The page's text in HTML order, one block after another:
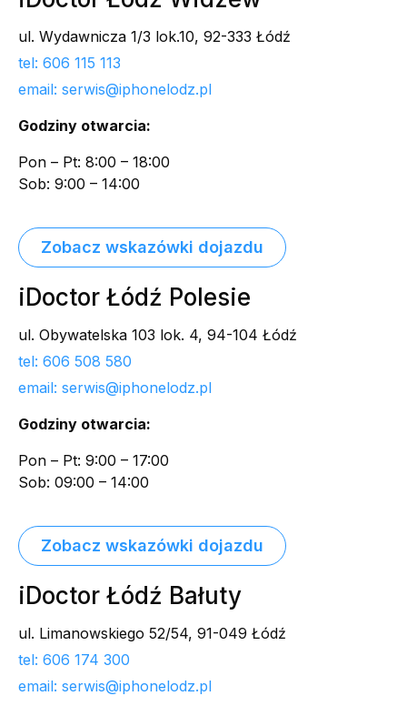
ul. Wydawnicza 1/3 lok.10, 92-333 Łódź
tel: 606 115 113
email: serwis@iphonelodz.pl
Godziny otwarcia:
Pon – Pt: 8:00 – 18:00
Sob: 9:00 – 14:00
Zobacz wskazówki dojazdu
iDoctor Łódź Polesie
ul. Obywatelska 103 lok. 4, 94-104 Łódź
tel: 606 508 580
email: serwis@iphonelodz.pl
Godziny otwarcia:
Pon – Pt: 9:00 – 17:00
Sob: 09:00 – 14:00
Zobacz wskazówki dojazdu
iDoctor Łódź Bałuty
ul. Limanowskiego 52/54, 91-049 Łódź
tel: 606 174 300
email: serwis@iphonelodz.pl